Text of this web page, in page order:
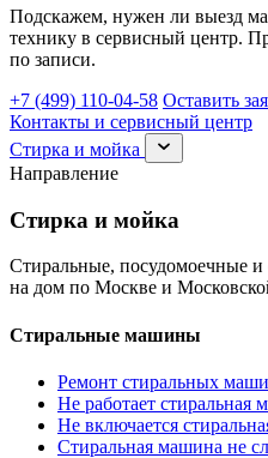
Подскажем, нужен ли выезд
технику в сервисный центр.
по записи.
+7 (499) 110-04-58 Оставить
Контакты и сервисный центр
Стирка и мойка
Раскрыть
раздел
мойка
Направление
Стирка и мойка
Стиральные, посудомоечные
на дом по Москве и
Стиральные машины
Ремонт стиральных
Не работает стиральная
Не включается
Стиральная машина не